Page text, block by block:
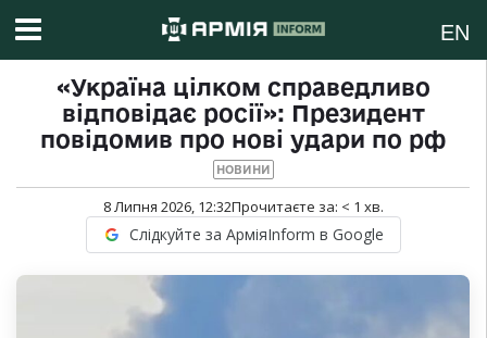
EN
«Україна цілком справедливо
відповідає росії»: Президент
повідомив про нові удари по рф
НОВИНИ
8 Липня 2026, 12:32Прочитаєте за: < 1 хв.
Слідкуйте за АрміяInform в Google